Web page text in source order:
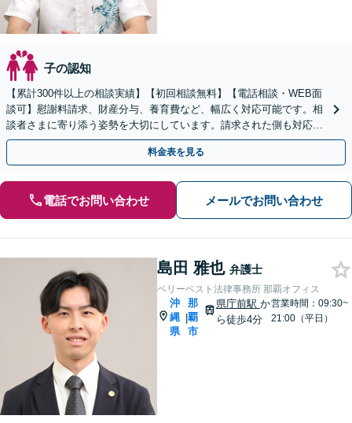
子の認知
【累計300件以上の相談実績】【初回相談無料】【電話相談・WEB面
談可】慰謝料請求、財産分与、養育費など、幅広く対応可能です。相
談者さまに寄り添う姿勢を大切にしています。請求された側も対応し
ておりますので、お気軽にご相談ください。
料金表を見る
電話でお問い合わせ メールでお問い合わせ
島田 雅也 弁護士
ベリーベスト法律事務所 那覇オフィス
沖
縄
県
|
那
覇
市
県庁前駅 か
ら徒歩4分
営業時間：09:30~
21:00（平日）